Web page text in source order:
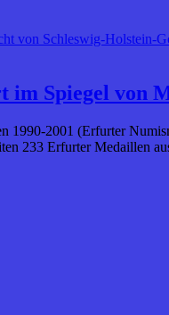
von Schleswig-Holstein-
Spiegel von
2001 (Erfurter
233 Erfurter Medaillen